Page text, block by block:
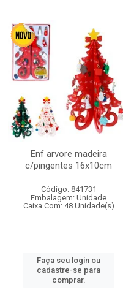
Enf arvore madeira
c/pingentes 16x10cm
Código: 841731
Embalagem: Unidade
Caixa Com: 48 Unidade(s)
Faça seu login ou
cadastre-se para
comprar.